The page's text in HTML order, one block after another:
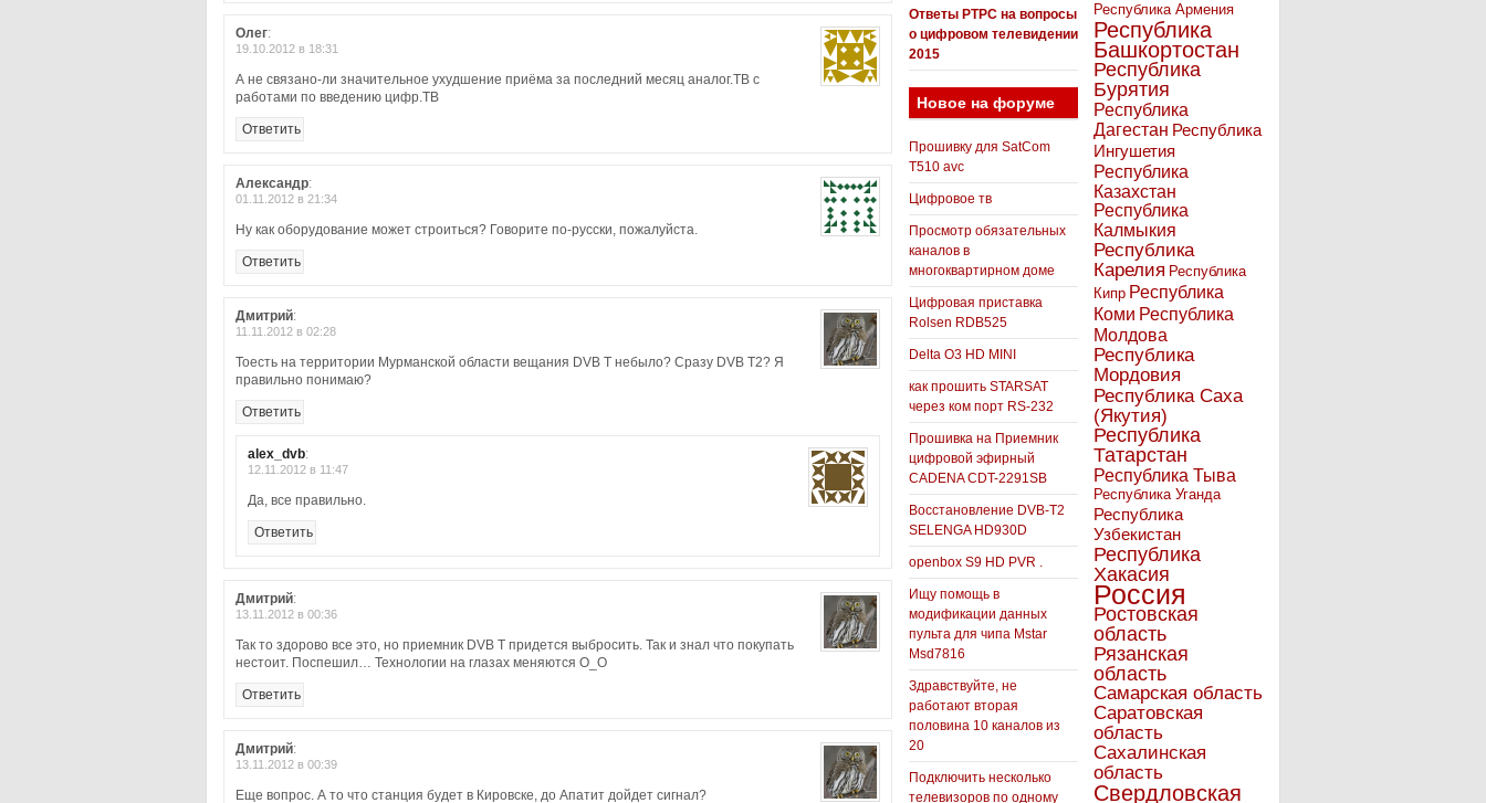
Олег:
19.10.2012 в 18:31
А не связано-ли значительное ухудшение приёма за последний месяц аналог.ТВ с
работами по введению цифр.ТВ
Ответить
Александр:
01.11.2012 в 21:34
Ну как оборудование может строиться? Говорите по-русски, пожалуйста.
Ответить
Дмитрий:
11.11.2012 в 02:28
Тоесть на территории Мурманской области вещания DVB T небыло? Сразу DVB T2? Я
правильно понимаю?
Ответить
alex_dvb:
12.11.2012 в 11:47
Да, все правильно.
Ответить
Дмитрий:
13.11.2012 в 00:36
Так то здорово все это, но приемник DVB T придется выбросить. Так и знал что покупать
нестоит. Поспешил… Технологии на глазах меняются O_O
Ответить
Дмитрий:
13.11.2012 в 00:39
Еще вопрос. А то что станция будет в Кировске, до Апатит дойдет сигнал?
Ответы РТРС на вопросы
о цифровом телевидении
2015
Новое на форуме
Прошивку для SatCom
T510 avc
Цифровое тв
Просмотр обязательных
каналов в
многоквартирном доме
Цифровая приставка
Rolsen RDB525
Delta O3 HD MINI
как прошить STARSAT
через ком порт RS-232
Прошивка на Приемник
цифровой эфирный
CADENA CDT-2291SB
Восстановление DVB-T2
SELENGA HD930D
openbox S9 HD PVR .
Ищу помощь в
модификации данных
пульта для чипа Mstar
Msd7816
Здравствуйте, не
работают вторая
половина 10 каналов из
20
Подключить несколько
телевизоров по одному
Республика Армения
Республика
Башкортостан
Республика
Бурятия
Республика
Дагестан Республика
Ингушетия
Республика
Казахстан
Республика
Калмыкия
Республика
Карелия Республика
Кипр Республика
Коми Республика
Молдова
Республика
Мордовия
Республика Саха
(Якутия)
Республика
Татарстан
Республика Тыва
Республика Уганда
Республика
Узбекистан
Республика
Хакасия
Россия
Ростовская
область
Рязанская
область
Самарская область
Саратовская
область
Сахалинская
область
Свердловская